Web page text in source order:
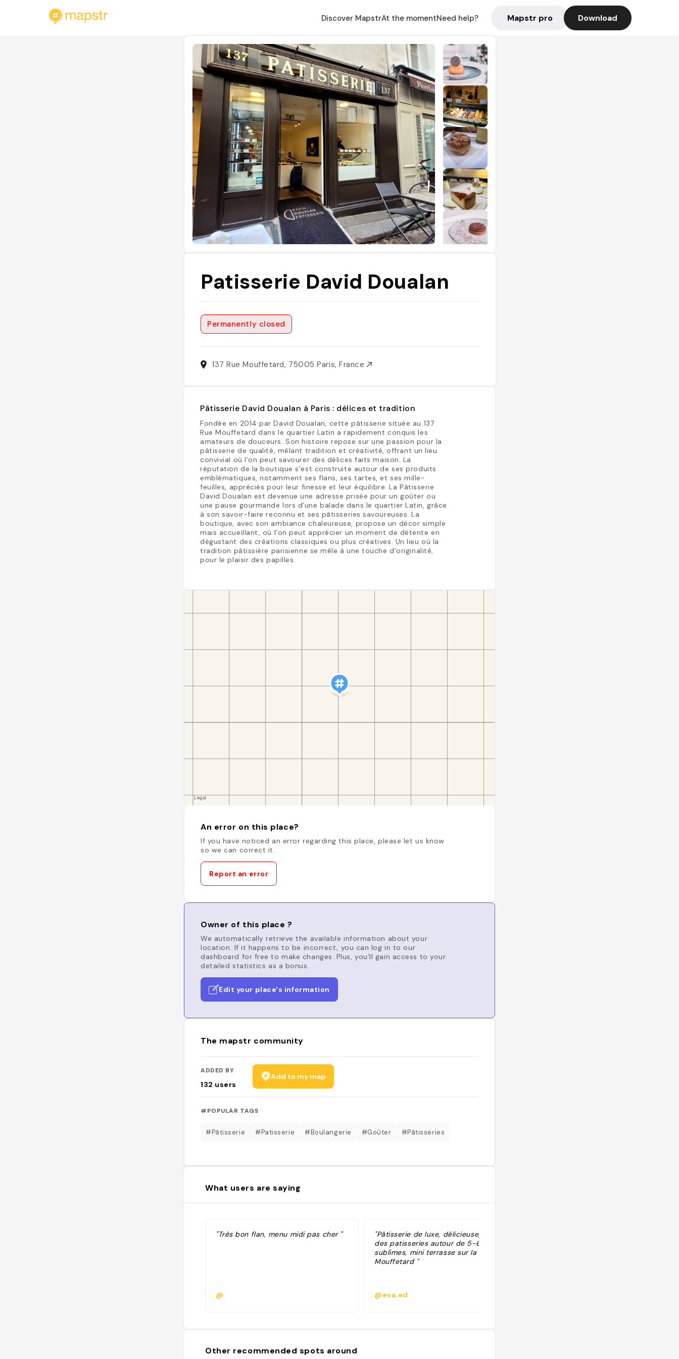
Discover MapstrAt the momentNeed help? Mapstr pro Download
Patisserie David Doualan
Permanently closed
137 Rue Mouffetard, 75005 Paris, France
Pâtisserie David Doualan à Paris : délices et tradition
Fondée en 2014 par David Doualan, cette pâtisserie située au 137
Rue Mouffetard dans le quartier Latin a rapidement conquis les
amateurs de douceurs. Son histoire repose sur une passion pour la
pâtisserie de qualité, mêlant tradition et créativité, offrant un lieu
convivial où l’on peut savourer des délices faits maison. La
réputation de la boutique s’est construite autour de ses produits
emblématiques, notamment ses flans, ses tartes, et ses mille-
feuilles, appréciés pour leur finesse et leur équilibre. La Pâtisserie
David Doualan est devenue une adresse prisée pour un goûter ou
une pause gourmande lors d’une balade dans le quartier Latin, grâce
à son savoir-faire reconnu et ses pâtisseries savoureuses. La
boutique, avec son ambiance chaleureuse, propose un décor simple
mais accueillant, où l’on peut apprécier un moment de détente en
dégustant des créations classiques ou plus créatives. Un lieu où la
tradition pâtissière parisienne se mêle à une touche d’originalité,
pour le plaisir des papilles.
An error on this place?
If you have noticed an error regarding this place, please let us know
so we can correct it.
Report an error
Owner of this place ?
We automatically retrieve the available information about your
location. If it happens to be incorrect, you can log in to our
dashboard for free to make changes. Plus, you'll gain access to your
detailed statistics as a bonus.
Edit your place's information
The mapstr community
ADDED BY
132 users
Add to my map
#POPULAR TAGS
#Pâtisserie #Patisserie #Boulangerie #Goûter #Pâtisseries
What users are saying
"Très bon flan, menu midi pas cher "
@
"Pâtisserie de luxe, délicieuse, avec
des patisseries autour de 5-6€
sublimes, mini terrasse sur la rue
Mouffetard "
@eva.ed
Other recommended spots around